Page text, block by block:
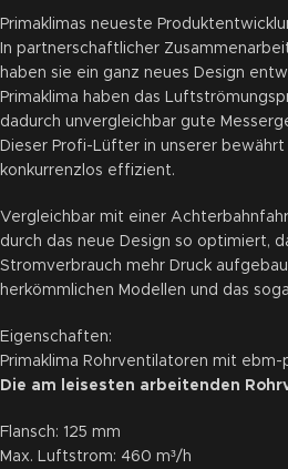
Primaklimas neueste
In partnerschaftlicher
haben sie ein ganz neues Design
Primaklima haben das
dadurch unvergleichbar gute
Dieser Profi-Lüfter in unserer
konkurrenzlos effizient.
Vergleichbar mit einer
durch das neue Design so optimiert,
Stromverbrauch mehr Druck
herkömmlichen Modellen und das
Eigenschaften:
Primaklima Rohrventilatoren mit
Die am leisesten arbeitenden
Flansch: 125 mm
Max. Luftstrom: 460 m³/h